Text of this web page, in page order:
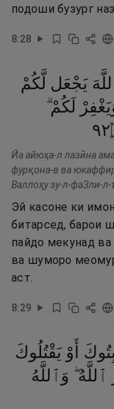
подоши бузург
8:28
يَجْعَل لَّكُمْ
لَكُمْ ۗ
٢٩
Йа айюҳа-л лазӣна
фурқона-в ва
Валлоҳу зу-л-фаЗли-л-
Эй касоне ки
битарсед, барои
пайдо мекунад
ва шуморо
аст.
8:29
أَوْ يَقْتُلُوكَ
ٱللَّهُ ۖ وَٱللَّهُ